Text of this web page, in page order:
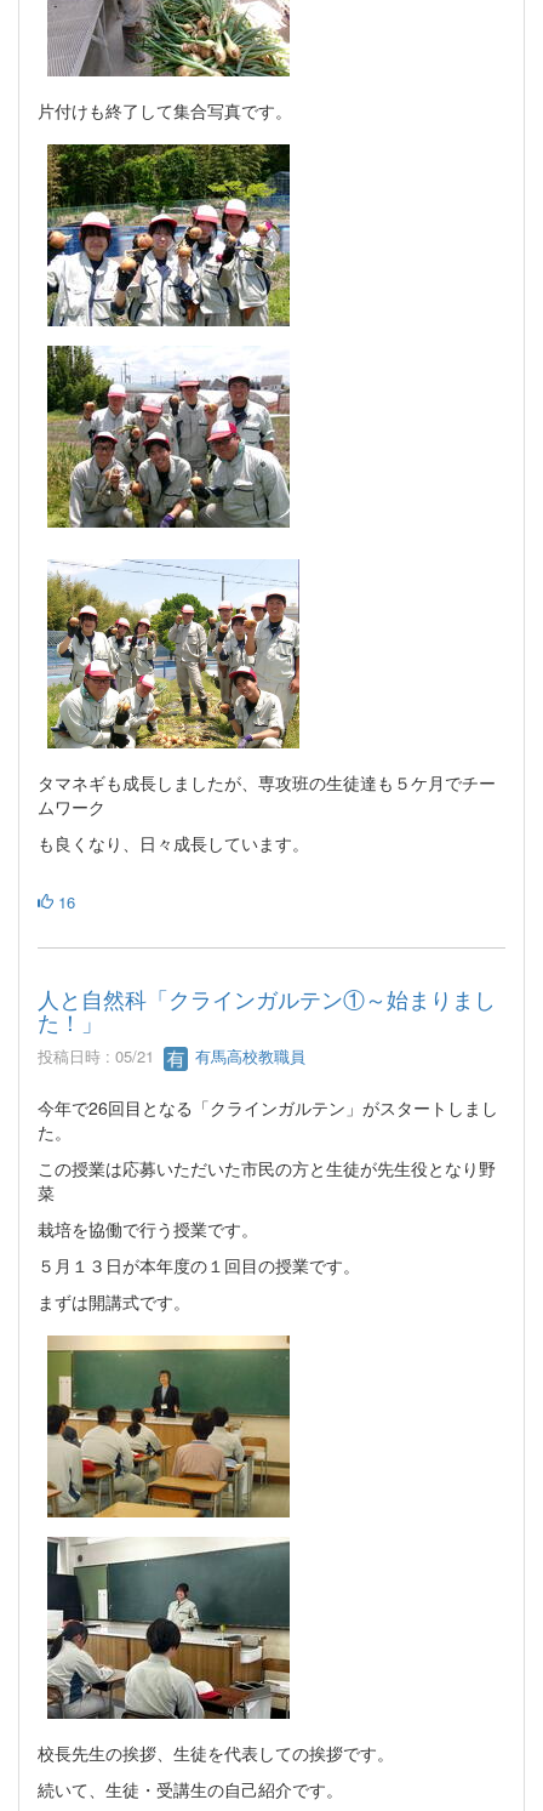
片付けも終了して集合写真です。
タマネギも成長しましたが、専攻班の生徒達も５ケ月でチー
ムワーク
も良くなり、日々成長しています。
16
人と自然科「クラインガルテン①～始まりまし
た！」
投稿日時 : 05/21 有馬高校教職員
今年で26回目となる「クラインガルテン」がスタートしまし
た。
この授業は応募いただいた市民の方と生徒が先生役となり野
菜
栽培を協働で行う授業です。
５月１３日が本年度の１回目の授業です。
まずは開講式です。
校長先生の挨拶、生徒を代表しての挨拶です。
続いて、生徒・受講生の自己紹介です。